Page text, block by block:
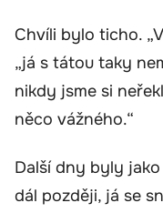
Chvíli bylo ticho.
„já s tátou taky
nikdy jsme si
něco vážného.“
Další dny byly
dál později, já se